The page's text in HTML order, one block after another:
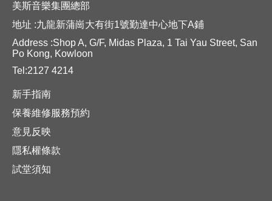
美斯音樂集團總部
地址 :九龍新蒲崗大有街1號勤達中心地下A鋪
Address :Shop A, G/F, Midas Plaza, 1 Tai Yau Street, San
Po Kong, Kowloon
Tel:2127 4214
新手指南
保養維修服務預約
意見反映
隱私權條款
試堂須知